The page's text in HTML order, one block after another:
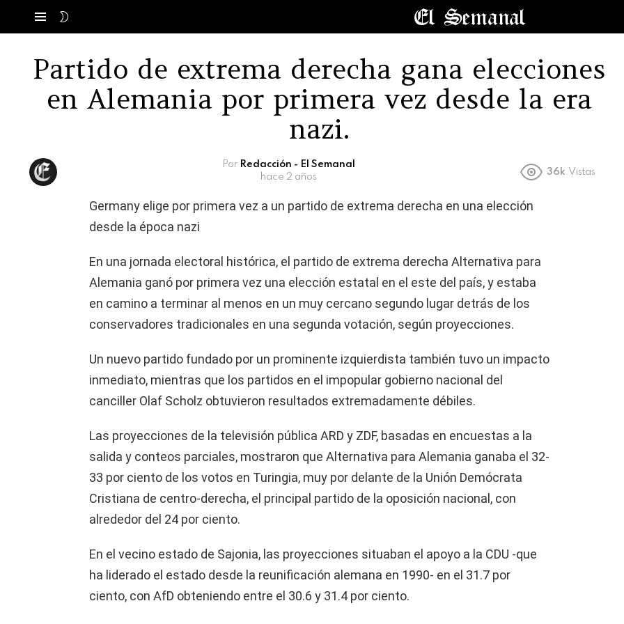
Partido de extrema derecha gana elecciones
en Alemania por primera vez desde la era
nazi.
Por Redacción - El Semanal
hace 2 años
36k Vistas
Germany elige por primera vez a un partido de extrema derecha en una elección
desde la época nazi
En una jornada electoral histórica, el partido de extrema derecha Alternativa para
Alemania ganó por primera vez una elección estatal en el este del país, y estaba
en camino a terminar al menos en un muy cercano segundo lugar detrás de los
conservadores tradicionales en una segunda votación, según proyecciones.
Un nuevo partido fundado por un prominente izquierdista también tuvo un impacto
inmediato, mientras que los partidos en el impopular gobierno nacional del
canciller Olaf Scholz obtuvieron resultados extremadamente débiles.
Las proyecciones de la televisión pública ARD y ZDF, basadas en encuestas a la
salida y conteos parciales, mostraron que Alternativa para Alemania ganaba el 32-
33 por ciento de los votos en Turingia, muy por delante de la Unión Demócrata
Cristiana de centro-derecha, el principal partido de la oposición nacional, con
alrededor del 24 por ciento.
En el vecino estado de Sajonia, las proyecciones situaban el apoyo a la CDU -que
ha liderado el estado desde la reunificación alemana en 1990- en el 31.7 por
ciento, con AfD obteniendo entre el 30.6 y 31.4 por ciento.